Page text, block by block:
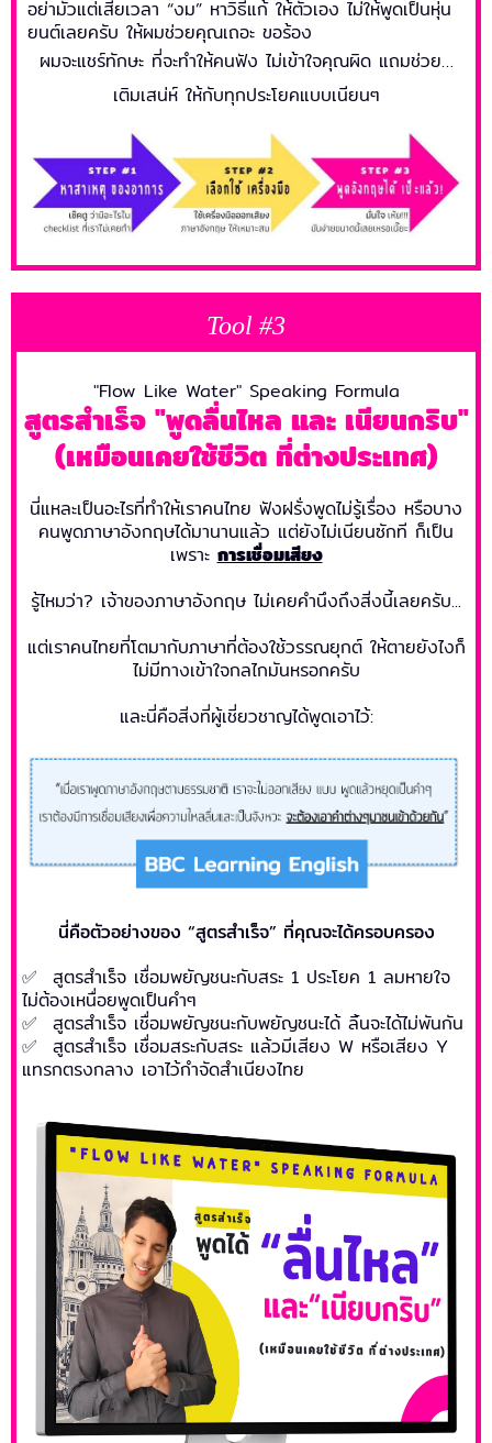
อย่ามัวแต่เสียเวลา “งม” หาวิธีแก้ ให้ตัวเอง ไม่ให้พูดเป็นหุ่น
ยนต์เลยครับ ให้ผมช่วยคุณเถอะ ขอร้อง
ผมจะแชร์ทักษะ ที่จะทำให้คนฟัง ไม่เข้าใจคุณผิด แถมช่วย…
เติมเสน่ห์ ให้กับทุกประโยคแบบเนียนๆ
Tool #3
"Flow Like Water" Speaking Formula
สูตรสำเร็จ "พูดลื่นไหล และ เนียนกริบ"
(เหมือนเคยใช้ชีวิต ที่ต่างประเทศ)
นี่แหละเป็นอะไรที่ทำให้เราคนไทย ฟังฝรั่งพูดไม่รู้เรื่อง หรือบาง
คนพูดภาษาอังกฤษได้มานานแล้ว แต่ยังไม่เนียนซักที ก็เป็น
เพราะการเชื่อมเสียง
รู้ไหมว่า? เจ้าของภาษาอังกฤษ ไม่เคยคำนึงถึงสิ่งนี้เลยครับ...
แต่เราคนไทยที่โตมากับภาษาที่ต้องใช้วรรณยุกต์ ให้ตายยังไงก็
ไม่มีทางเข้าใจกลไกมันหรอกครับ
และนี่คือสิ่งที่ผู้เชี่ยวชาญได้พูดเอาไว้:
นี่คือตัวอย่างของ “สูตรสำเร็จ” ที่คุณจะได้ครอบครอง
✅ สูตรสำเร็จ เชื่อมพยัญชนะกับสระ 1 ประโยค 1 ลมหายใจ
ไม่ต้องเหนื่อยพูดเป็นคำๆ
✅ สูตรสำเร็จ เชื่อมพยัญชนะกับพยัญชนะได้ ลิ้นจะได้ไม่พันกัน
✅ สูตรสำเร็จ เชื่อมสระกับสระ แล้วมีเสียง W หรือเสียง Y
แทรกตรงกลาง เอาไว้กำจัดสำเนียงไทย